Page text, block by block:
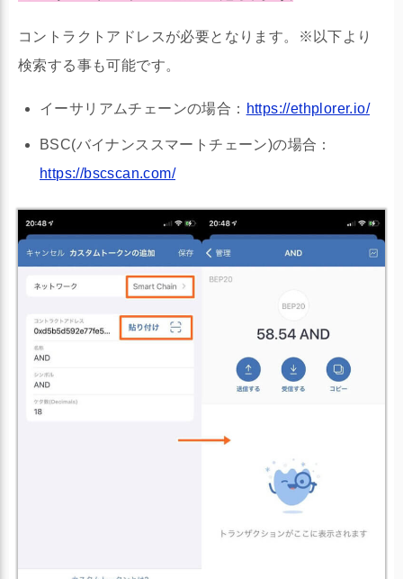
コントラクトアドレスが必要となります。※以下より
検索する事も可能です。
イーサリアムチェーンの場合： https://ethplorer.io/
BSC(バイナンススマートチェーン)の場合：
https://bscscan.com/